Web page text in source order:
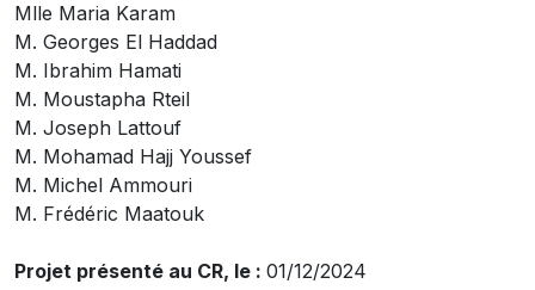
Mlle Maria Karam
M. Georges El Haddad
M. Ibrahim Hamati
M. Moustapha Rteil
M. Joseph Lattouf
M. Mohamad Hajj Youssef
M. Michel Ammouri
M. Frédéric Maatouk
Projet présenté au CR, le : 01/12/2024